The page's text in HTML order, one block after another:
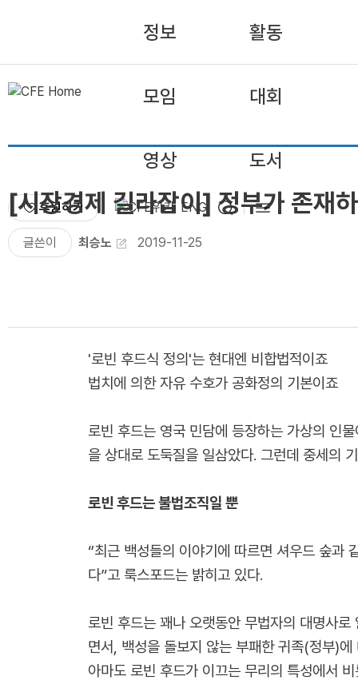
정보 활동
모임 대회
영상 도서
후원하기 ENG
[시장경제 길라잡이] 정부가 존재
글쓴이 최승노 2019-11-25
'로빈 후드식 정의'는 현대엔 비합법적이죠
법치에 의한 자유 수호가 공화정의 기본이죠
로빈 후드는 영국 민담에 등장하는 가상의 인
을 상대로 도둑질을 일삼았다. 그런데 중세의
로빈 후드는 불법조직일 뿐
“최근 백성들의 이야기에 따르면 셔우드 숲과
다”고 룩스포드는 밝히고 있다.
로빈 후드는 꽤나 오랫동안 무법자의 대명사
면서, 백성을 돌보지 않는 부패한 귀족(정부)
아마도 로빈 후드가 이끄는 무리의 특성에서